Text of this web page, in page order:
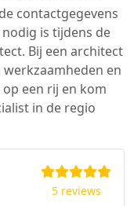
contactgegevens
is tijdens de
Bij een architect
en
een rij en kom
in de regio
5 reviews